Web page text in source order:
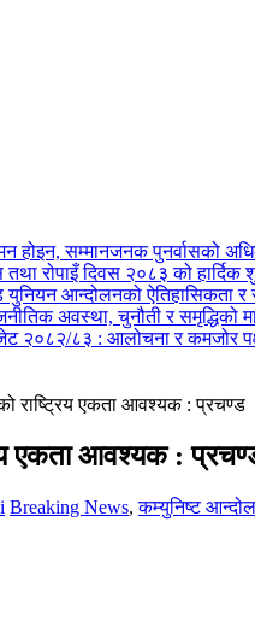
होइन, सम्मानजनक पुनर्वासको
तथा रोपाइँ दिवस २०८३ को हार्दिक
आन्दोलनको ऐतिहासिकता र
अवस्था, चुनौती र समृद्धिको
२०८२/८३ : आलोचना र कमजोर
राष्ट्रिय एकता आवश्यक : प्रचण्ड
एकता आवश्यक :
Breaking News,कम्युनिष्ट